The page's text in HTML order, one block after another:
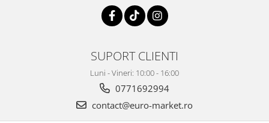
SUPORT CLIENTI
Luni - Vineri: 10:00 - 16:00
0771692994
contact@euro-market.ro